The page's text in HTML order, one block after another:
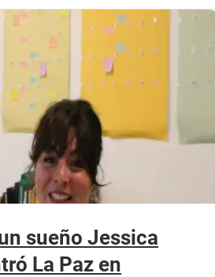
sueño Jessica
La Paz en